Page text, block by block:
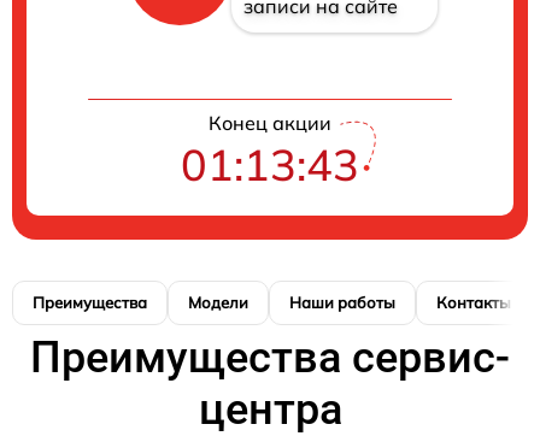
записи на сайте
Конец акции
01:13:43
Преимущества Модели Наши работы Контакты
Преимущества сервис-
центра